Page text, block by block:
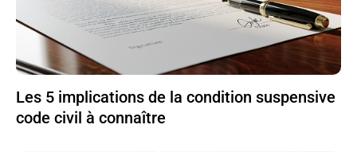
Les 5 implications de la condition suspensive
code civil à connaître